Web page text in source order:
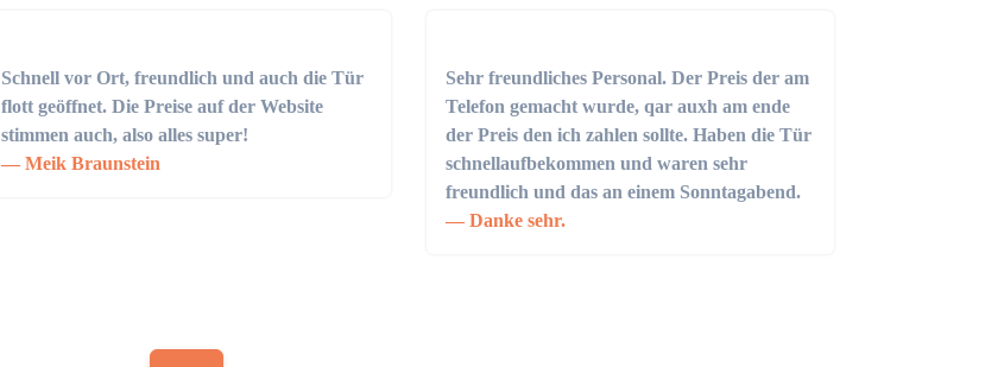
Schnell vor Ort, freundlich und auch die Tür
flott geöffnet. Die Preise auf der Website
stimmen auch, also alles super!
Meik Braunstein
Sehr freundliches Personal. Der Preis der am
Telefon gemacht wurde, qar auxh am ende
der Preis den ich zahlen sollte. Haben die Tür
schnellaufbekommen und waren sehr
freundlich und das an einem Sonntagabend.
Danke sehr.